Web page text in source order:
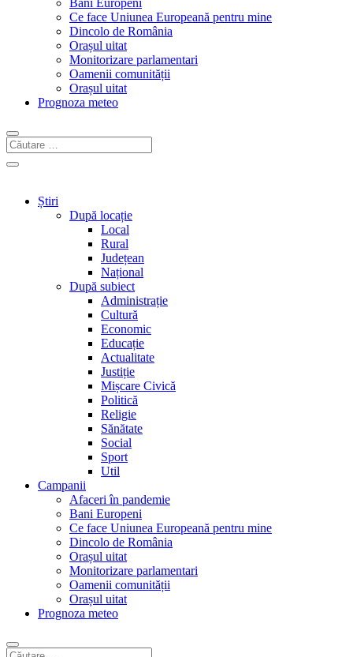
Bani Europeni
Ce face Uniunea Europeană pentru mine
Dincolo de România
Orașul uitat
Monitorizare parlamentari
Oamenii comunității
Orașul uitat
Prognoza meteo
Știri
După locație
Local
Rural
Județean
Național
După subiect
Administrație
Cultură
Economic
Educație
Actualitate
Justiție
Mișcare Civică
Politică
Religie
Sănătate
Social
Sport
Util
Campanii
Afaceri în pandemie
Bani Europeni
Ce face Uniunea Europeană pentru mine
Dincolo de România
Orașul uitat
Monitorizare parlamentari
Oamenii comunității
Orașul uitat
Prognoza meteo